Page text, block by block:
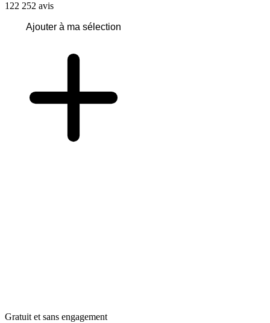
122 252 avis
Ajouter à ma sélection
Gratuit et sans engagement